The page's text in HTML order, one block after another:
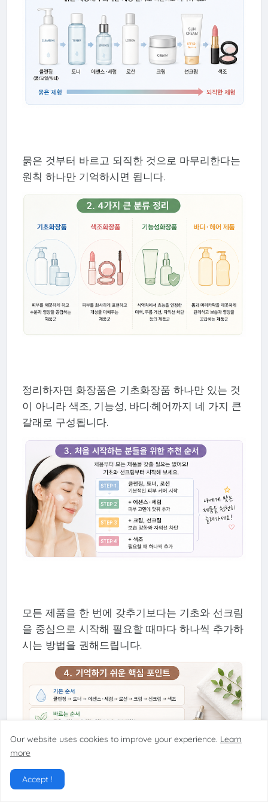
묽은 것부터 바르고 되직한 것으로 마무리한다는
원칙 하나만 기억하시면 됩니다.
정리하자면 화장품은 기초화장품 하나만 있는 것
이 아니라 색조, 기능성, 바디·헤어까지 네 가지 큰
갈래로 구성됩니다.
모든 제품을 한 번에 갖추기보다는 기초와 선크림
을 중심으로 시작해 필요할 때마다 하나씩 추가하
시는 방법을 권해드립니다.
Our website uses cookies to improve your experience. Learn
more
Accept !